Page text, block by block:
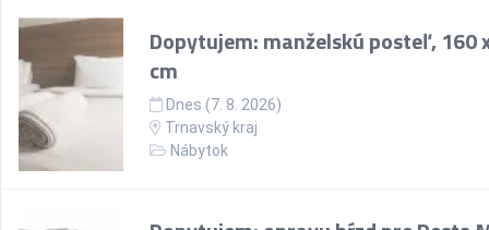
Dopytujem: manželskú posteľ, 160
cm
Dnes (7. 8. 2026)
Trnavský kraj
Nábytok